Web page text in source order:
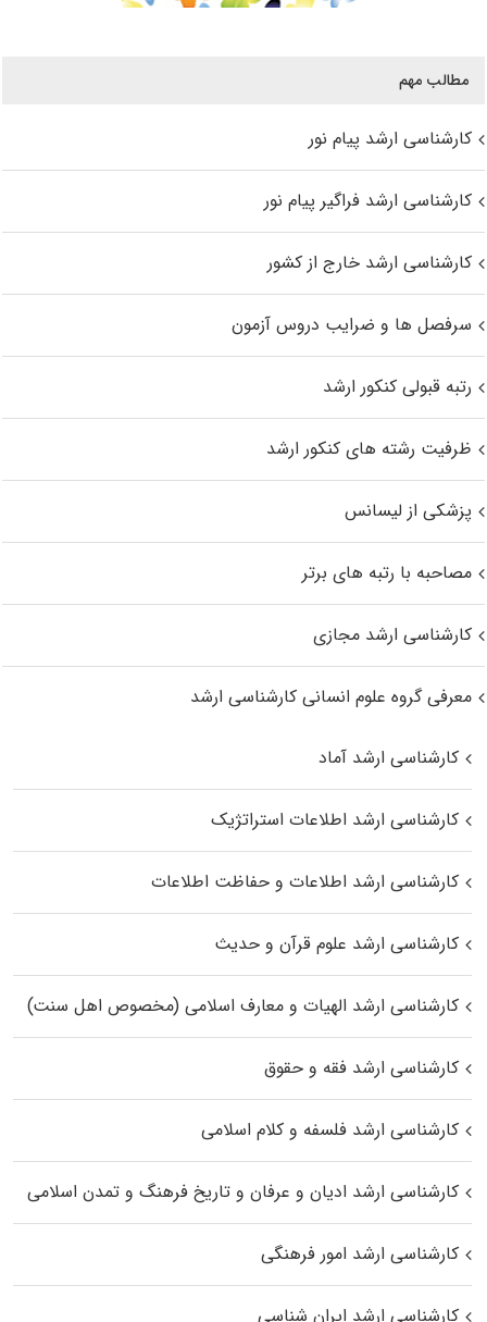
مطالب مهم
کارشناسی ارشد پیام نور
کارشناسی ارشد فراگیر پیام نور
کارشناسی ارشد خارج از کشور
سرفصل ها و ضرایب دروس آزمون
رتبه قبولی کنکور ارشد
ظرفیت رشته های کنکور ارشد
پزشکی از لیسانس
مصاحبه با رتبه های برتر
کارشناسی ارشد مجازی
معرفی گروه علوم انسانی کارشناسی ارشد
کارشناسی ارشد آماد
کارشناسی ارشد اطلاعات استراتژیک
کارشناسی ارشد اطلاعات و حفاظت اطلاعات
کارشناسی ارشد علوم قرآن و حدیث
کارشناسی ارشد الهیات و معارف اسلامی (مخصوص اهل سنت)
کارشناسی ارشد فقه و حقوق
کارشناسی ارشد فلسفه و کلام اسلامی
کارشناسی ارشد ادیان و عرفان و تاریخ فرهنگ و تمدن اسلامی
کارشناسی ارشد امور فرهنگی
کارشناسی ارشد ایران شناسی